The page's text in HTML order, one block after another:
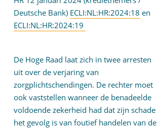
Deutsche Bank) ECLI:NL:HR:2024:18 en
ECLI:NL:HR:2024:19
De Hoge Raad laat zich in twee arresten
uit over de verjaring van
zorgplichtschendingen. De rechter moet
ook vaststellen wanneer de benadeelde
voldoende zekerheid had dat zijn schade
het gevolg is van foutief handelen van de